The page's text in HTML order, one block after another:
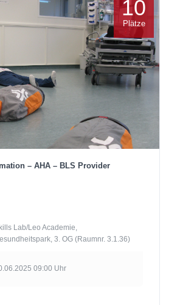
– AHA – BLS Provider
Lab/Leo Academie,
3. OG (Raumnr. 3.1.36)
09:00 Uhr
10
Plätze